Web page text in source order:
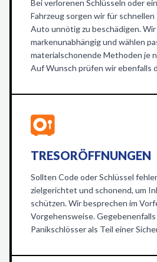
Bei verlorenen Schlüsseln oder
Fahrzeug sorgen wir für
Auto unnötig zu beschädigen.
markenunabhängig und wählen
materialschonende Methoden je
Auf Wunsch prüfen wir ebenfalls
TRESORÖFFNUNGEN
Sollten Code oder Schlüssel
zielgerichtet und schonend, um
schützen. Wir besprechen im
Vorgehensweise.
Panikschlösser als Teil einer